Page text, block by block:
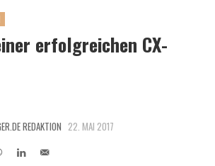
erfolgreichen CX-
REDAKTION 22. MAI 2017